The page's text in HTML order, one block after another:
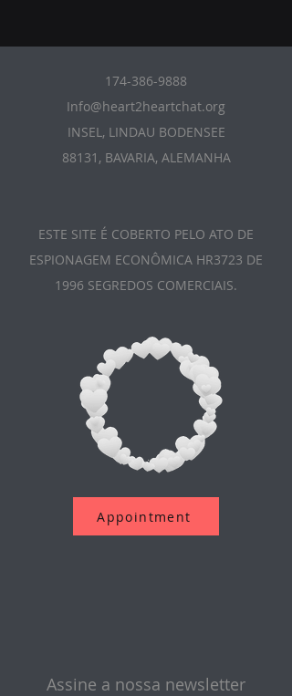
174-386-9888
Info@heart2heartchat.org
INSEL, LINDAU BODENSEE
88131, BAVARIA, ALEMANHA
ESTE SITE É COBERTO PELO ATO DE
ESPIONAGEM ECONÔMICA HR3723 DE
1996 SEGREDOS COMERCIAIS.
Appointment
Assine a nossa newsletter